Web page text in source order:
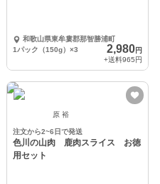
和歌山県東牟婁郡那智勝浦町
1パック（150g）×3
2,980円
+送料965円
原 裕
注文から2~6日で発送
色川の山肉 鹿肉スライス お徳
用セット